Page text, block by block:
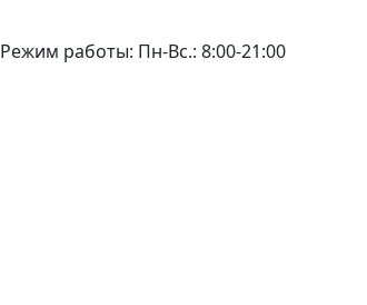
Режим работы: Пн-Вс.: 8:00-21:00